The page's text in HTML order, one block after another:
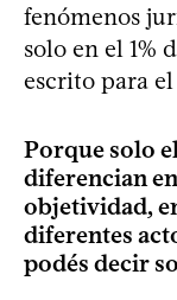
fenómenos
solo en el 1%
escrito para el
Porque solo
diferencian
objetividad,
diferentes
podés decir